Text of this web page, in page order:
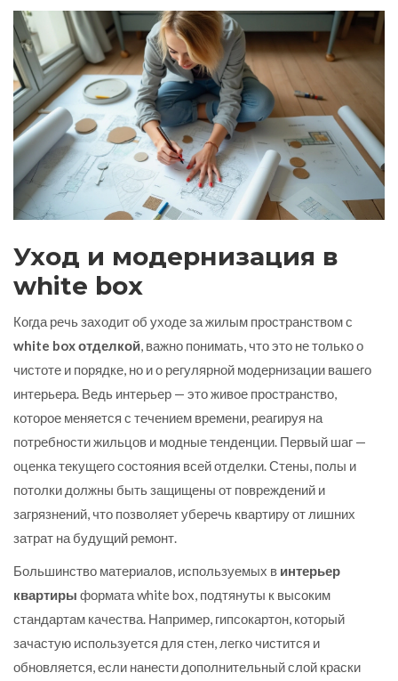
Уход и модернизация в
white box
Когда речь заходит об уходе за жилым пространством с
white box отделкой, важно понимать, что это не только о
чистоте и порядке, но и о регулярной модернизации вашего
интерьера. Ведь интерьер — это живое пространство,
которое меняется с течением времени, реагируя на
потребности жильцов и модные тенденции. Первый шаг —
оценка текущего состояния всей отделки. Стены, полы и
потолки должны быть защищены от повреждений и
загрязнений, что позволяет уберечь квартиру от лишних
затрат на будущий ремонт.
Большинство материалов, используемых в интерьер
квартиры формата white box, подтянуты к высоким
стандартам качества. Например, гипсокартон, который
зачастую используется для стен, легко чистится и
обновляется, если нанести дополнительный слой краски